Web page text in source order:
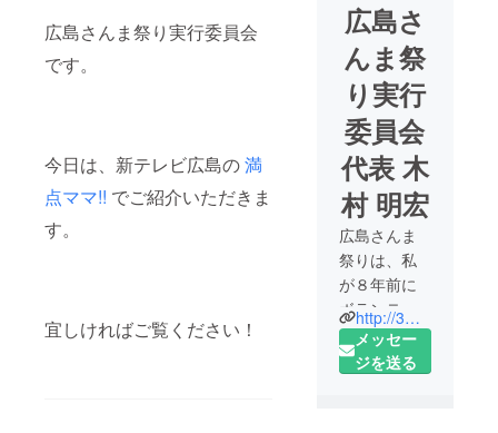
広島さんま祭り実行委員会
です。
今日は、新テレビ広島の満
点ママ!! でご紹介いただきま
す。
宜しければご覧ください！
広島さ
んま祭
り実行
委員会
代表 木
村 明宏
広島さんま
祭りは、私
が８年前に
ボランティ
アで気仙沼
にお邪魔
http://3ma3ma.com/
メッセー
ジを送る